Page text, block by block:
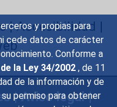
y propias para
cede datos de carácter
Conforme a
la Ley 34/2002 , de 11
de la información y de
permiso para obtener
|Accesibilidad |
|Aviso legal|